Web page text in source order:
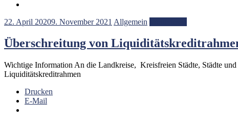
22. April 20209. November 2021 Allgemein
Überschreitung von
Wichtige Information An die Landkreise, Kreisfreien Städte, Städte
Liquiditätskreditrahmen
Drucken
E-Mail